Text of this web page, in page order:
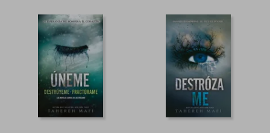
40%
dcto. S/ 61,64
40%
dcto.